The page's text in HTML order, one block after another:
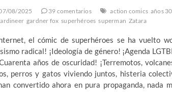
08/2025 39 comentarios action comics años 30
gardner fox superhéroes superman Zatara
el cómic de superhéroes se ha vuelto
radical! ¡Ideología de género! ¡Agenda
años de oscuridad! ¡Terremotos,
perros y gatos viviendo juntos, histeria
convertido ahora en pura propaganda, nada